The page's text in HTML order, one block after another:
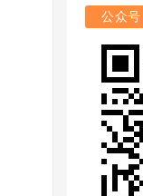
公众号